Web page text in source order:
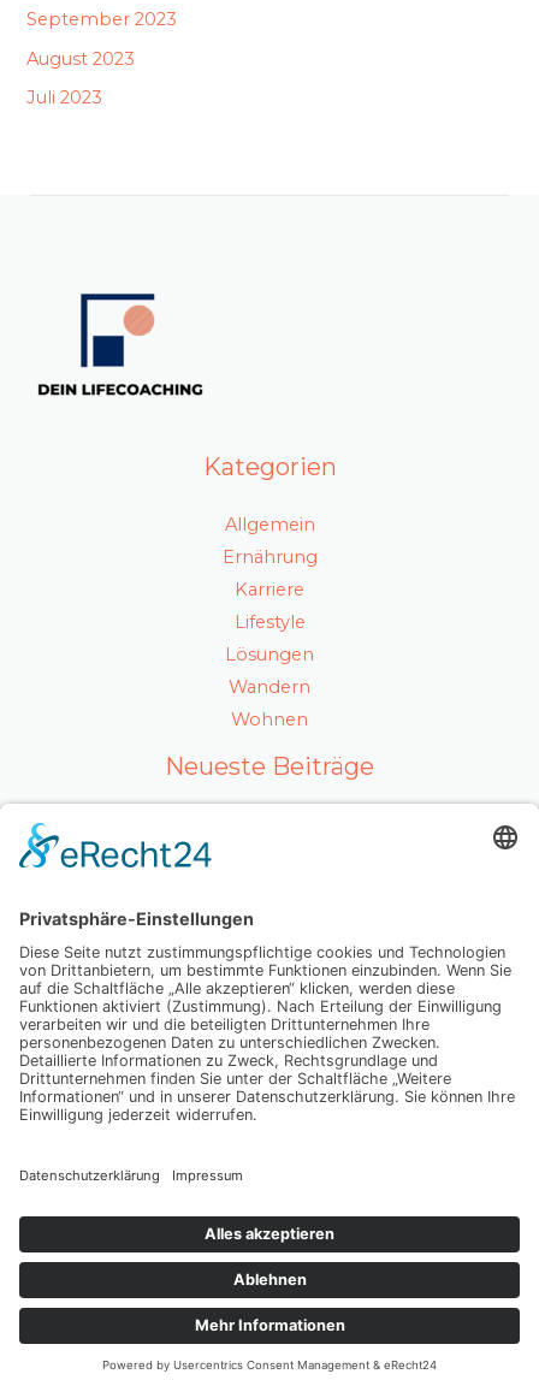
September 2023
August 2023
Juli 2023
Kategorien
Allgemein
Ernährung
Karriere
Lifestyle
Lösungen
Wandern
Wohnen
Neueste Beiträge
Luxuriöses Haarvolumen ohne Kompromisse – so
Mit Ausstrahlung und Selbstvertrauen überzeugen
Wenn Abschiednehmen zur Herausforderung wird:
Was Sie wirklich wissen sollten
Dein Weg zu einer glatten Haut, die mehr als nur
oberflächlich überzeugt – spür den Unterschied
selbst
Copyright © 2026 Dein Lifecoaching
Datenschutz
Impressum